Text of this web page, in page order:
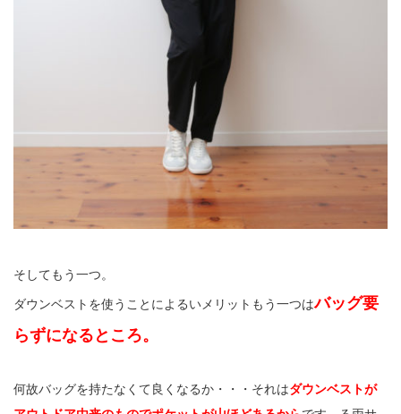
そしてもう一つ。
ダウンベストを使うことによるいメリットもう一つはバッグ要
らずになるところ。
何故バッグを持たなくて良くなるか・・・それはダウンベストが